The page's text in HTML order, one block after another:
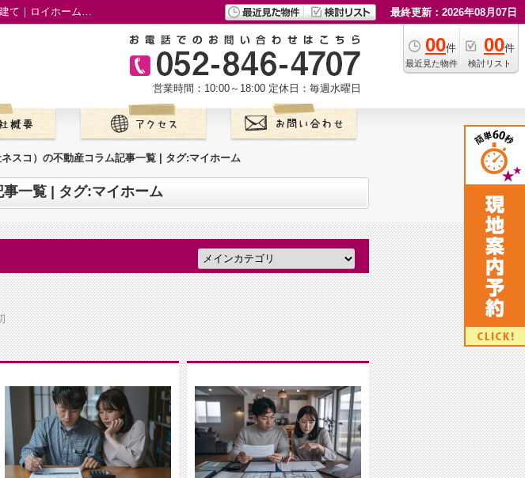
不動産コラム一覧ページ | タグ:マイホーム｜名古屋市の仲介手数料無料の新築一戸建て｜ロイホームズ不動産 最終更新：2026年08月07日
00件
最近見た物件
00件
検討リスト
営業時間：10:00～18:00 定休日：毎週水曜日
スコ）の不動産コラム記事一覧 | タグ:マイホーム
一覧 | タグ:マイホーム